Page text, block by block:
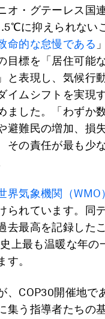
オ・グテーレス国
に抑えられない
命的な怠慢である
目標を「居住可能
と表現し、気候行
イムシフトを実現
ました。「わずか
避難民の増加、損
その責任が最も少
界気象機関（WMO
られています。同
去最高を記録した
上最も温暖な年の
す。
、COP30開催地で
集う指導者たちの